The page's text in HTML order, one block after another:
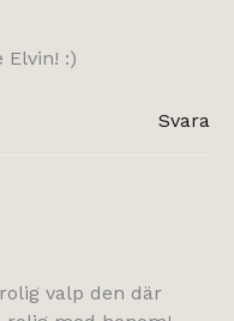
Elvin! :)
Svara
valp den där